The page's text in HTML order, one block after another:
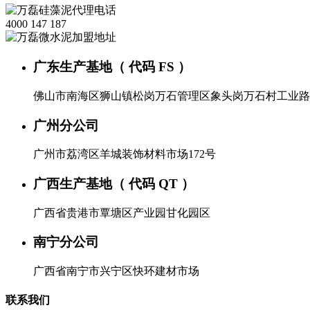
4000 147 187
广东生产基地（ 代码 FS ）
佛山市南海区狮山镇松岗万石管理区象头岗万石村工业
广州分公司
广州市荔湾区羊城装饰材料市场172号
广西生产基地（ 代码 QT ）
广西省贵港市覃塘区产业园甘化园区
南宁分公司
广西省南宁市兴宁区快环建材市场
联系我们